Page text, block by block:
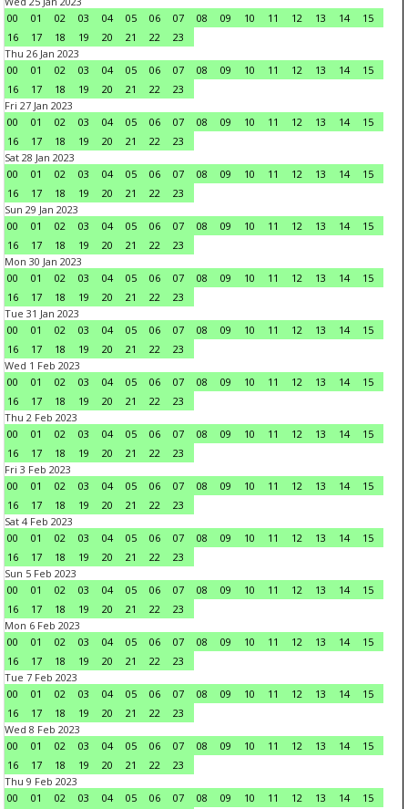
00
01 02 03 04 05 06 07 08 09 10 11 12 13 14
15
16
17 18 19 20 21 22
23
Thu 26 Jan 2023
00
01 02 03 04 05 06 07 08 09 10 11 12 13 14
15
16
17 18 19 20 21 22
23
Fri 27 Jan 2023
00
01 02 03 04 05 06 07 08 09 10 11 12 13 14
15
16
17 18 19 20 21 22
23
Sat 28 Jan 2023
00
01 02 03 04 05 06 07 08 09 10 11 12 13 14
15
16
17 18 19 20 21 22
23
Sun 29 Jan 2023
00
01 02 03 04 05 06 07 08 09 10 11 12 13 14
15
16
17 18 19 20 21 22
23
Mon 30 Jan 2023
00
01 02 03 04 05 06 07 08 09 10 11 12 13 14
15
16
17 18 19 20 21 22
23
Tue 31 Jan 2023
00
01 02 03 04 05 06 07 08 09 10 11 12 13 14
15
16
17 18 19 20 21 22
23
Wed 1 Feb 2023
00
01 02 03 04 05 06 07 08 09 10 11 12 13 14
15
16
17 18 19 20 21 22
23
Thu 2 Feb 2023
00
01 02 03 04 05 06 07 08 09 10 11 12 13 14
15
16
17 18 19 20 21 22
23
Fri 3 Feb 2023
00
01 02 03 04 05 06 07 08 09 10 11 12 13 14
15
16
17 18 19 20 21 22
23
Sat 4 Feb 2023
00
01 02 03 04 05 06 07 08 09 10 11 12 13 14
15
16
17 18 19 20 21 22
23
Sun 5 Feb 2023
00
01 02 03 04 05 06 07 08 09 10 11 12 13 14
15
16
17 18 19 20 21 22
23
Mon 6 Feb 2023
00
01 02 03 04 05 06 07 08 09 10 11 12 13 14
15
16
17 18 19 20 21 22
23
Tue 7 Feb 2023
00
01 02 03 04 05 06 07 08 09 10 11 12 13 14
15
16
17 18 19 20 21 22
23
Wed 8 Feb 2023
00
01 02 03 04 05 06 07 08 09 10 11 12 13 14
15
16
17 18 19 20 21 22
23
Thu 9 Feb 2023
00
01 02 03 04 05 06 07 08 09 10 11 12 13 14
15